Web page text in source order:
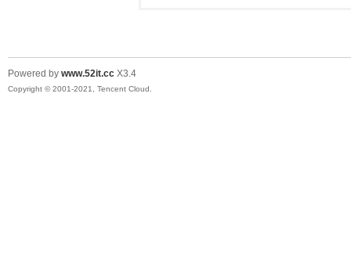
Powered by www.52it.cc X3.4
Copyright © 2001-2021, Tencent Cloud.